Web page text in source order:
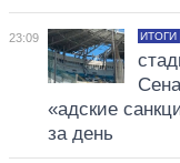
23:09 ИТОГИ
«адские
за день